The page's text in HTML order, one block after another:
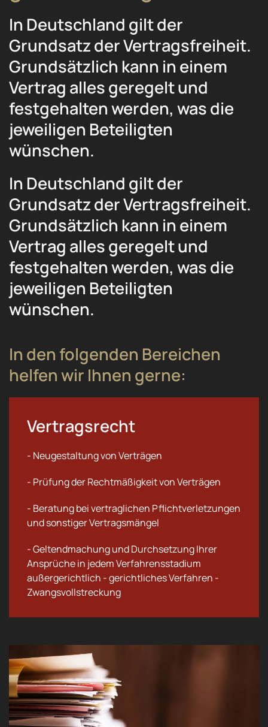
In Deutschland gilt der
Grundsatz der Vertragsfreiheit.
Grundsätzlich kann in einem
Vertrag alles geregelt und
festgehalten werden, was die
jeweiligen Beteiligten
wünschen.
In Deutschland gilt der
Grundsatz der Vertragsfreiheit.
Grundsätzlich kann in einem
Vertrag alles geregelt und
festgehalten werden, was die
jeweiligen Beteiligten
wünschen.
In den folgenden Bereichen
helfen wir Ihnen gerne:
Vertragsrecht
- Neugestaltung von Verträgen
- Prüfung der Rechtmäßigkeit von Verträgen
- Beratung bei vertraglichen Pflichtverletzungen
und sonstiger Vertragsmängel
- Geltendmachung und Durchsetzung Ihrer
Ansprüche in jedem Verfahrensstadium
außergerichtlich - gerichtliches Verfahren -
Zwangsvollstreckung